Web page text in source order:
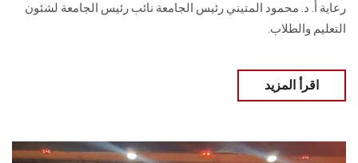
رعاية أ. د. محمود المتيني رئيس الجامعة نائب رئيس الجامعة لشئون
التعليم والطلاب.
اقرأ المزيد